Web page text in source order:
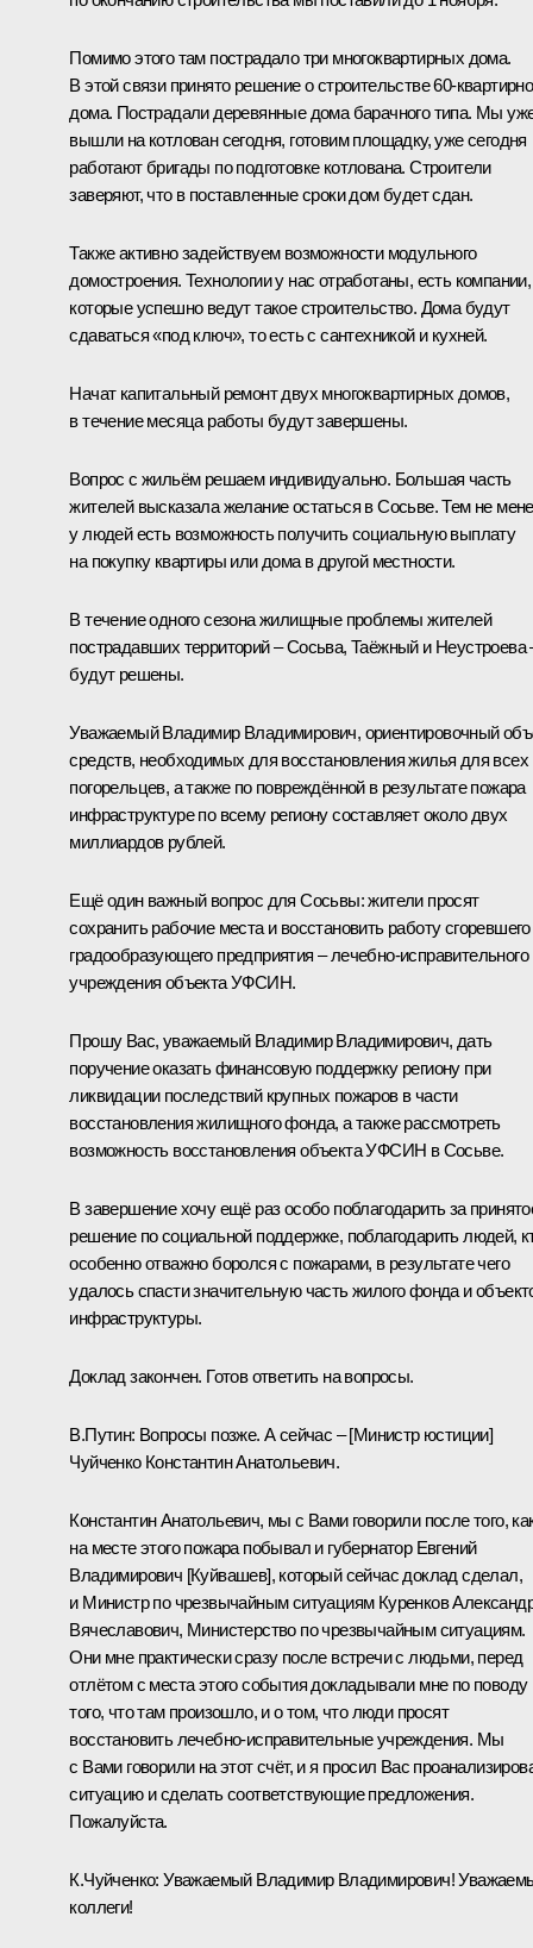
Помимо этого там пострадало три многоквартирных дома.
В этой связи принято решение о строительстве 60-
дома. Пострадали деревянные дома барачного типа. Мы
вышли на котлован сегодня, готовим площадку, уже сегодня
работают бригады по подготовке котлована. Строители
заверяют, что в поставленные сроки дом будет сдан.
Также активно задействуем возможности модульного
домостроения. Технологии у нас отработаны, есть компании,
которые успешно ведут такое строительство. Дома будут
сдаваться «под ключ», то есть с сантехникой и кухней.
Начат капитальный ремонт двух многоквартирных домов,
в течение месяца работы будут завершены.
Вопрос с жильём решаем индивидуально. Большая часть
жителей высказала желание остаться в Сосьве. Тем не
у людей есть возможность получить социальную выплату
на покупку квартиры или дома в другой местности.
В течение одного сезона жилищные проблемы жителей
пострадавших территорий ‒ Сосьва, Таёжный и Неустроева
будут решены.
Уважаемый Владимир Владимирович, ориентировочный
средств, необходимых для восстановления жилья для всех
погорельцев, а также по повреждённой в результате пожара
инфраструктуре по всему региону составляет около двух
миллиардов рублей.
Ещё один важный вопрос для Сосьвы: жители просят
сохранить рабочие места и восстановить работу сгоревшего
градообразующего предприятия ‒ лечебно-исправительного
учреждения объекта УФСИН.
Прошу Вас, уважаемый Владимир Владимирович, дать
поручение оказать финансовую поддержку региону при
ликвидации последствий крупных пожаров в части
восстановления жилищного фонда, а также рассмотреть
возможность восстановления объекта УФСИН в Сосьве.
В завершение хочу ещё раз особо поблагодарить за
решение по социальной поддержке, поблагодарить людей,
особенно отважно боролся с пожарами, в результате чего
удалось спасти значительную часть жилого фонда и
инфраструктуры.
Доклад закончен. Готов ответить на вопросы.
В.Путин: Вопросы позже. А сейчас – [Министр юстиции]
Чуйченко Константин Анатольевич.
Константин Анатольевич, мы с Вами говорили после того,
на месте этого пожара побывал и губернатор Евгений
Владимирович [Куйвашев], который сейчас доклад сделал,
и Министр по чрезвычайным ситуациям Куренков
Вячеславович, Министерство по чрезвычайным ситуациям.
Они мне практически сразу после встречи с людьми, перед
отлётом с места этого события докладывали мне по поводу
того, что там произошло, и о том, что люди просят
восстановить лечебно-исправительные учреждения. Мы
с Вами говорили на этот счёт, и я просил Вас
ситуацию и сделать соответствующие предложения.
Пожалуйста.
К.Чуйченко: Уважаемый Владимир Владимирович!
коллеги!